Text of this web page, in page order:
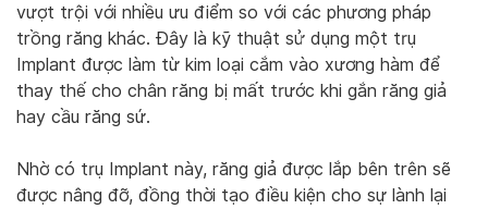
vượt trội với nhiều ưu điểm so với các phương pháp
trồng răng khác. Đây là kỹ thuật sử dụng một trụ
Implant được làm từ kim loại cắm vào xương hàm để
thay thế cho chân răng bị mất trước khi gắn răng giả
hay cầu răng sứ.
Nhờ có trụ Implant này, răng giả được lắp bên trên sẽ
được nâng đỡ, đồng thời tạo điều kiện cho sự lành lại